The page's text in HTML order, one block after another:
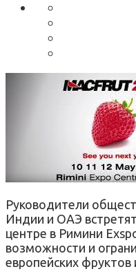
Руководители
Индии и ОАЭ
центре в Римини
возможности и
европейских